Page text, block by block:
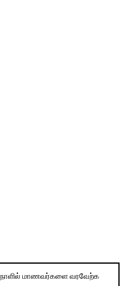
நாளில் மாணவர்களை வரவேற்க